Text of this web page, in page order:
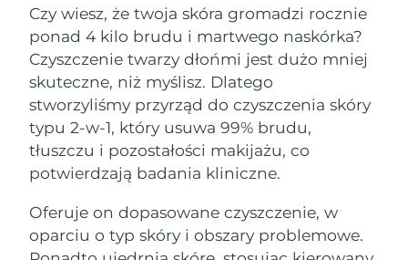
Czy wiesz, że twoja skóra gromadzi rocznie
ponad 4 kilo brudu i martwego naskórka?
Czyszczenie twarzy dłońmi jest dużo mniej
skuteczne, niż myślisz. Dlatego
stworzyliśmy przyrząd do czyszczenia skóry
typu 2-w-1, który usuwa 99% brudu,
tłuszczu i pozostałości makijażu, co
potwierdzają badania kliniczne.
Oferuje on dopasowane czyszczenie, w
oparciu o typ skóry i obszary problemowe.
LUNA™ 4 zestaw
Anti-aging massage
LUNA™ 4 Plus
Massage, LED heating
For men, anti-aging massage
BEAR™ 2 zestaw
Microcurrent toning
BEAR™ 2 go
Microcurrent toning on-the-go
Microcurrent line smoothing device
Nawilżenie
UFO™ 3 zestaw
Deep facial hydration
UFO™ 3 LED
Near-infrared and red light therapy
device
Pielęgnacja jamy
ustnej
issa™ 4
Hybrid silicone sonic toothbrush
issa™ 4 plus
Smart hybrid silicone sonic toothbrush
FAQ™ ZABIEG ANTI-AGING
Anti-aging Zabiegi LED
Bahrajn
Oczekiwany czas dostawy
10/8/26
Belgia
Oczekiwany czas dostawy
9/8/26
Bermudy
Oczekiwany czas dostawy
Hercegowina
12/8/26
Oczekiwany czas dostawy